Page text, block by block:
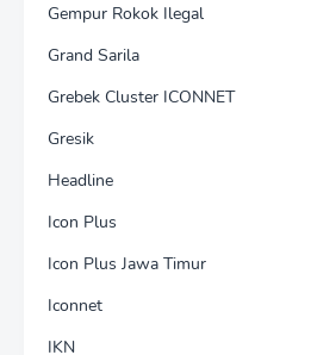
Gempur Rokok Ilegal
Grand Sarila
Grebek Cluster ICONNET
Gresik
Headline
Icon Plus
Icon Plus Jawa Timur
Iconnet
IKN